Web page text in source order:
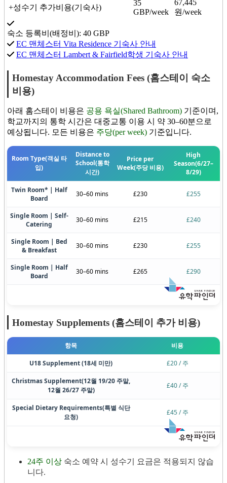
+성수기 추가비용(기숙사)
35
GBP/week
67,445
원/week
숙소 등록비(배정비): 40 GBP
EC 맨체스터 Vita Residence 기숙사 안내
EC 맨체스터 Lambert & Fairfield학생 기숙사 안내
Homestay Accommodation Fees (홈스테이 숙소
비용)
아래 홈스테이 비용은 공용 욕실(Shared Bathroom) 기준이며,
학교까지의 통학 시간은 대중교통 이용 시 약 30–60분으로
예상됩니다. 모든 비용은 주당(per week) 기준입니다.
Room Type(객실 타
입)
Distance to
School(통학
시간)
Price per
Week(주당 비용)
High
Season(6/27–
8/29)
Twin Room* | Half
Board
30–60 mins £230 £255
Single Room | Self-
Catering
30–60 mins £215 £240
Single Room | Bed
& Breakfast
30–60 mins £230 £255
Single Room | Half
Board
30–60 mins £265 £290
Homestay Supplements (홈스테이 추가 비용)
항목 비용
U18 Supplement (18세 미만) £20 / 주
Christmas Supplement(12월 19/20 주말,
12월 26/27 주말)
£40 / 주
Special Dietary Requirements(특별 식단
요청)
£45 / 주
24주 이상 숙소 예약 시 성수기 요금은 적용되지 않습
니다.